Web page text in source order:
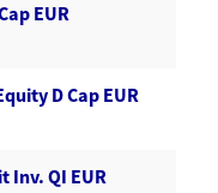
EUR
D Cap EUR
Inv. QI EUR